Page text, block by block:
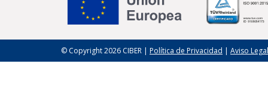
© Copyright 2026 CIBER | Política de Privacidad | Aviso Legal